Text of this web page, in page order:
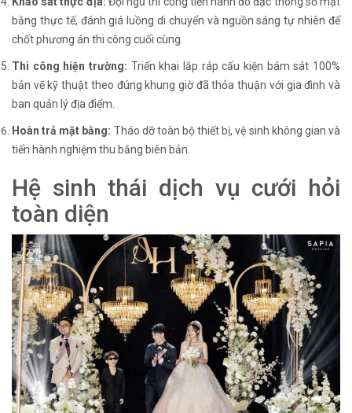
bằng thực tế, đánh giá luồng di chuyển và nguồn sáng tự nhiên để
chốt phương án thi công cuối cùng.
Thi công hiện trường: Triển khai lắp ráp cấu kiện bám sát 100%
bản vẽ kỹ thuật theo đúng khung giờ đã thỏa thuận với gia đình và
ban quản lý địa điểm.
Hoàn trả mặt bằng: Tháo dỡ toàn bộ thiết bị, vệ sinh không gian và
tiến hành nghiệm thu bằng biên bản.
Hệ sinh thái dịch vụ cưới hỏi
toàn diện